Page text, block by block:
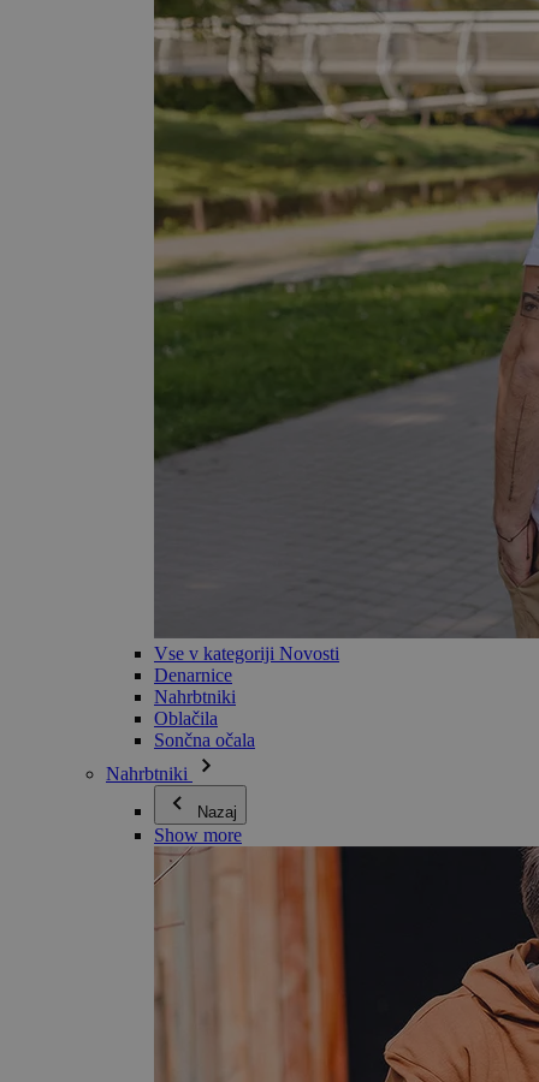
Vse v kategoriji Novosti
Denarnice
Nahrbtniki
Oblačila
Sončna očala
Nahrbtniki
Nazaj
Show more